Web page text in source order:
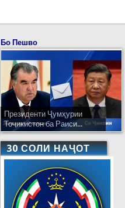
Бо Пешво
Президенти Ҷумҳурии
Тоҷикистон ба Раиси...
30 СОЛИ НАҶОТ